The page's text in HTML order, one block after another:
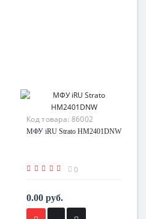
Код товара: 86002
МФУ iRU Strato HM2401DNW
0
0.00 руб.